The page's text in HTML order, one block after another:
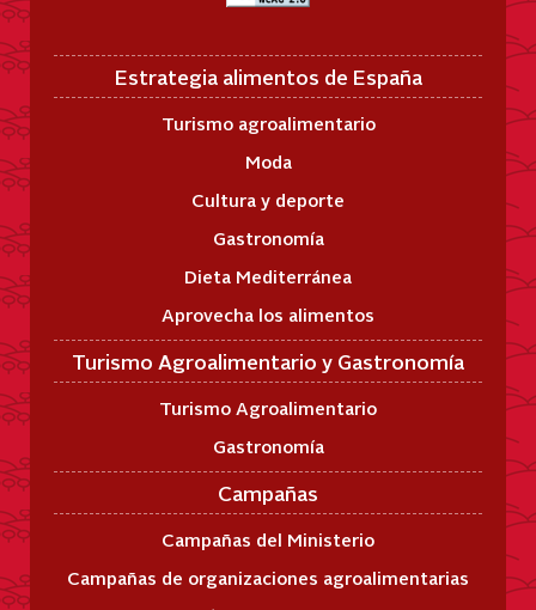
Estrategia alimentos de España
Turismo agroalimentario
Moda
Cultura y deporte
Gastronomía
Dieta Mediterránea
Aprovecha los alimentos
Turismo Agroalimentario y Gastronomía
Turismo Agroalimentario
Gastronomía
Campañas
Campañas del Ministerio
Campañas de organizaciones agroalimentarias